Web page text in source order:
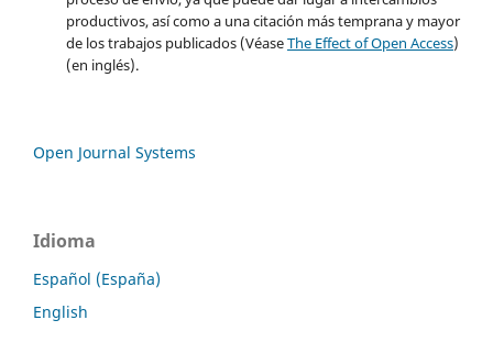
productivos, así como a una citación más temprana y mayor
de los trabajos publicados (VéaseThe Effect of Open Access)
(en inglés).
Open Journal Systems
Idioma
Español (España)
English